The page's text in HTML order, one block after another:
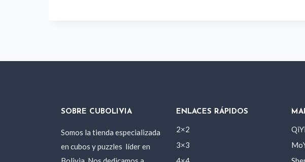
SOBRE CUBOLIVIA
Somos la tienda especializada
en cubos y puzzles líder en
ENLACES RÁPIDOS
2×2
3×3
QiYi